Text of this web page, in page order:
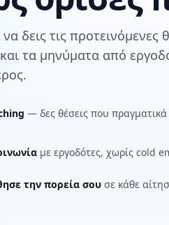
δεις τις προτεινόμενες
και τα μηνύματα από
— δες θέσεις που
με εργοδότες, χωρίς cold
την πορεία σου σε κάθε